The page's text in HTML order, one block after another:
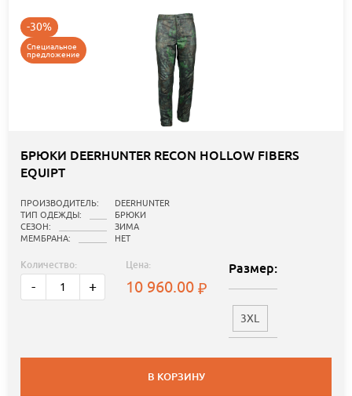
-30%
Специальное
предложение
БРЮКИ DEERHUNTER RECON HOLLOW FIBERS
EQUIPT
ПРОИЗВОДИТЕЛЬ:
DEERHUNTER
ТИП ОДЕЖДЫ:
БРЮКИ
СЕЗОН:
ЗИМА
МЕМБРАНА:
НЕТ
Количество:
- +
Цена:
10 960.00
Размер:
3XL
В КОРЗИНУ